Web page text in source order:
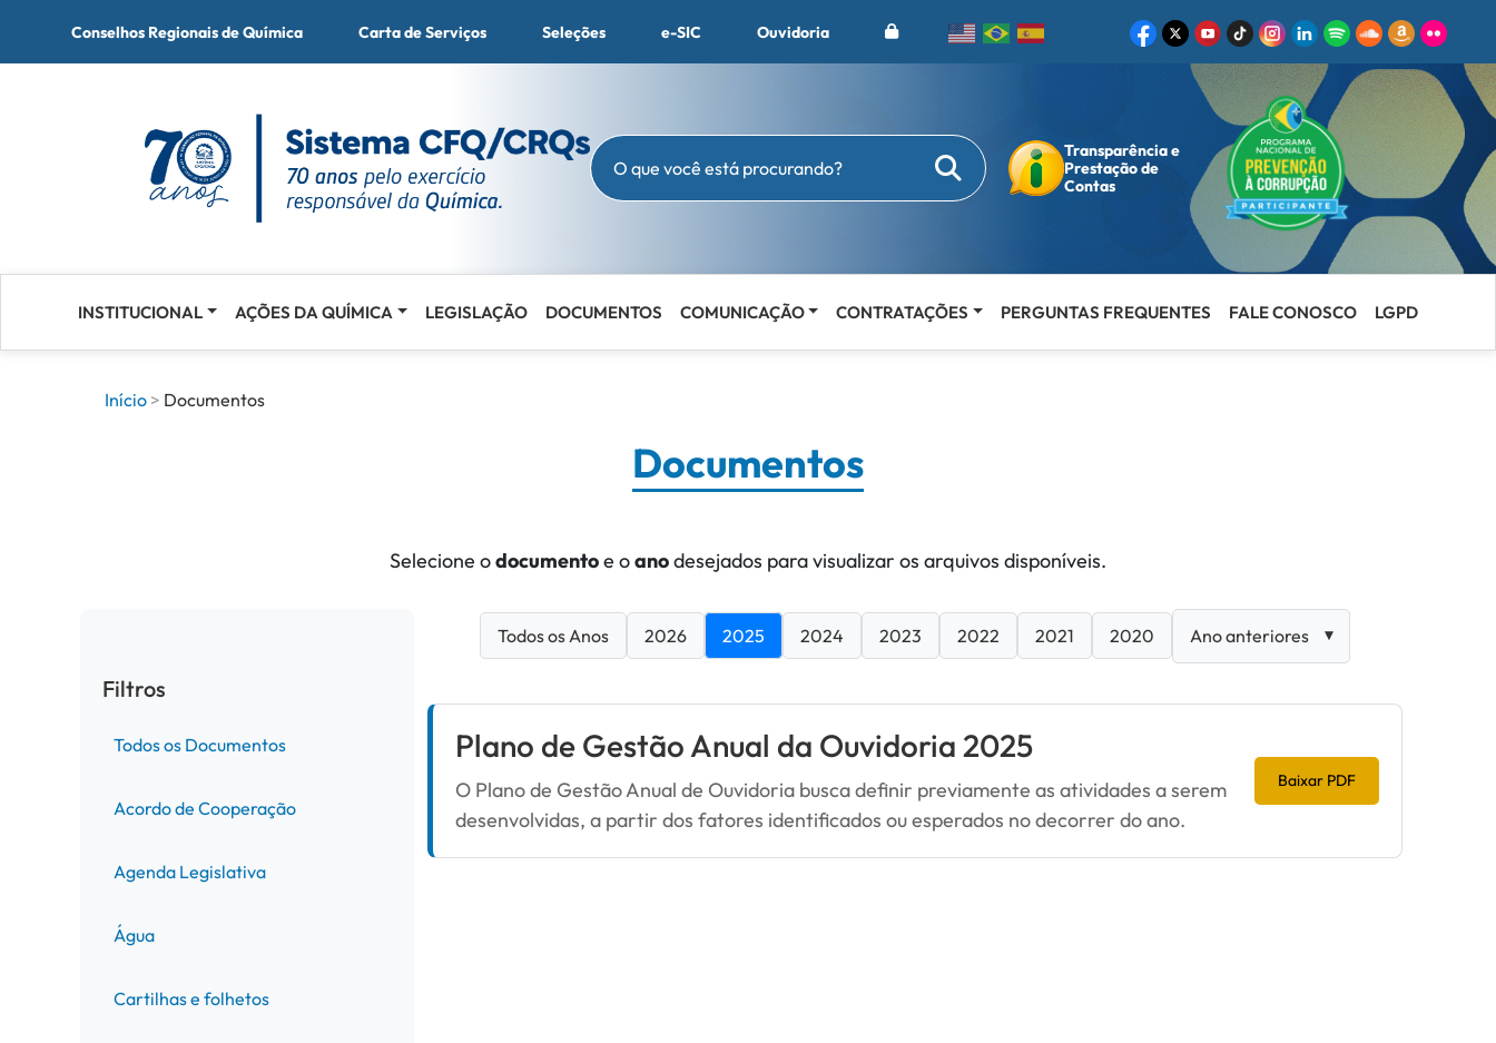
Conselhos Regionais de Química Carta de Serviços Seleções e-SIC Ouvidoria
O que você está procurando? Buscar
Transparência e
Prestação de
Contas
INSTITUCIONAL AÇÕES DA QUÍMICA LEGISLAÇÃO DOCUMENTOS COMUNICAÇÃO CONTRATAÇÕES PERGUNTAS FREQUENTES FALE CONOSCO LGPD
o
Início Documentos
Documentos
Selecione odocumentoe oanodesejados para visualizar os arquivos disponíveis.
Filtros
Todos os Documentos
Acordo de Cooperação
Agenda Legislativa
Água
Cartilhas e folhetos
Todos os Anos 2026 2025 2024 2023 2022 2021 2020
Plano de Gestão Anual da Ouvidoria 2025
O Plano de Gestão Anual de Ouvidoria busca definir previamente as atividades a serem
desenvolvidas, a partir dos fatores identificados ou esperados no decorrer do ano.
Baixar PDF